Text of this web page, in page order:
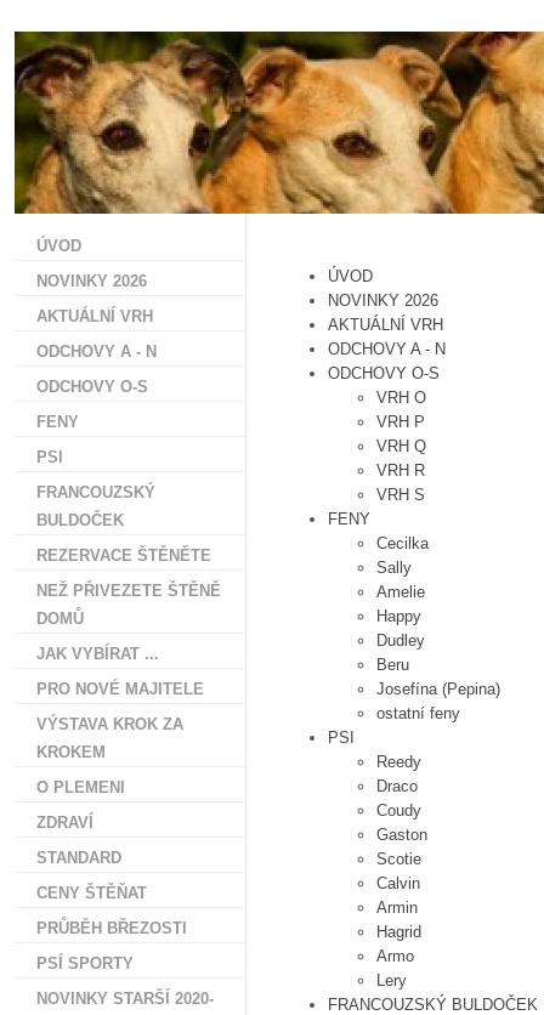
ÚVOD
NOVINKY 2026
AKTUÁLNÍ VRH
ODCHOVY A - N
ODCHOVY O-S
VRH O
VRH P
VRH Q
VRH R
VRH S
FENY
Cecilka
Sally
Amelie
Happy
Dudley
Beru
Josefína (Pepina)
ostatní feny
PSI
Reedy
Draco
Coudy
Gaston
Scotie
Calvin
Armin
Hagrid
Armo
Lery
FRANCOUZSKÝ BULDOČEK
ÚVOD
NOVINKY 2026
AKTUÁLNÍ VRH
ODCHOVY A - N
ODCHOVY O-S
FENY
PSI
FRANCOUZSKÝ
BULDOČEK
REZERVACE ŠTĚNĚTE
NEŽ PŘIVEZETE ŠTĚNĚ
DOMŮ
JAK VYBÍRAT ...
PRO NOVÉ MAJITELE
VÝSTAVA KROK ZA
KROKEM
O PLEMENI
ZDRAVÍ
STANDARD
CENY ŠTĚŇAT
PRŮBĚH BŘEZOSTI
PSÍ SPORTY
NOVINKY STARŠÍ 2020-